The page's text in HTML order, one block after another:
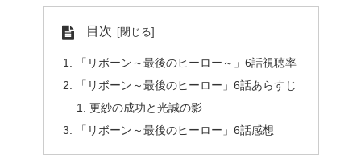
目次
「リボーン～最後のヒーロー～」6話視聴率
「リボーン～最後のヒーロー」6話あらすじ
更紗の成功と光誠の影
「リボーン～最後のヒーロー」6話感想